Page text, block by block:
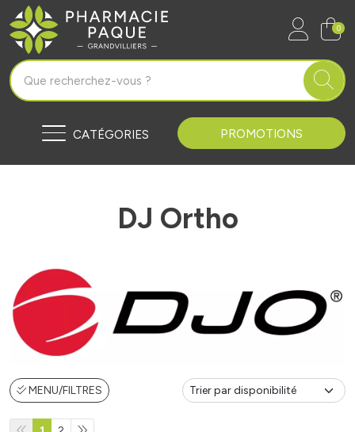
Pharmacie Paque Grandvilliers
0
CATÉGORIES PROMOTIONS
DJ Ortho
MENU/FILTRES